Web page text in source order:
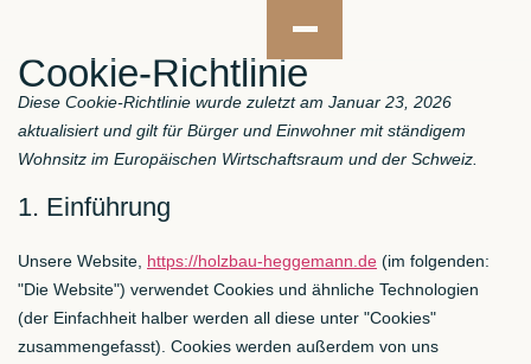
Cookie-Richtlinie
Diese Cookie-Richtlinie wurde zuletzt am Januar 23, 2026
aktualisiert und gilt für Bürger und Einwohner mit ständigem
Wohnsitz im Europäischen Wirtschaftsraum und der Schweiz.
1. Einführung
Unsere Website, https://holzbau-heggemann.de (im folgenden:
"Die Website") verwendet Cookies und ähnliche Technologien
(der Einfachheit halber werden all diese unter "Cookies"
zusammengefasst). Cookies werden außerdem von uns